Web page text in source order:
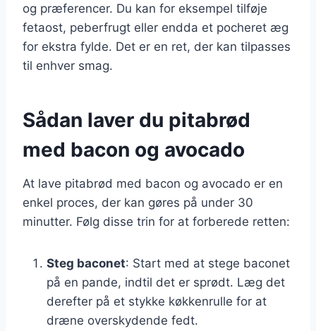
og præferencer. Du kan for eksempel tilføje
fetaost, peberfrugt eller endda et pocheret æg
for ekstra fylde. Det er en ret, der kan tilpasses
til enhver smag.
Sådan laver du pitabrød
med bacon og avocado
At lave pitabrød med bacon og avocado er en
enkel proces, der kan gøres på under 30
minutter. Følg disse trin for at forberede retten:
Steg baconet: Start med at stege baconet
på en pande, indtil det er sprødt. Læg det
derefter på et stykke køkkenrulle for at
dræne overskydende fedt.